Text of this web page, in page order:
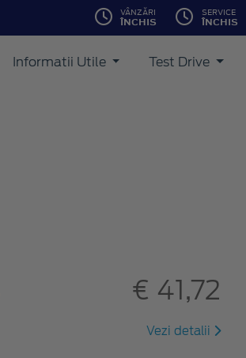
VÂNZĂRI
ÎNCHIS
SERVICE
ÎNCHIS
Informatii Utile Test Drive
€ 41,72
Vezi detalii